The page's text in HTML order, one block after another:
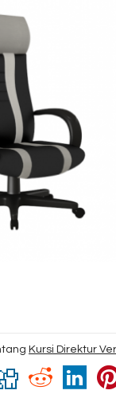
Kursi Direktur
TS 010....
CS